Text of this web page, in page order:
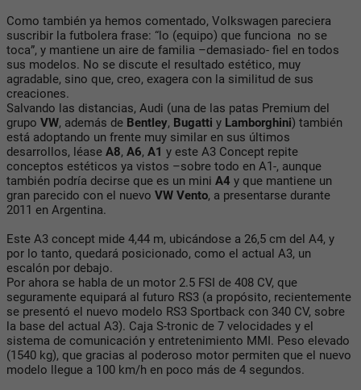
Como también ya hemos comentado, Volkswagen pareciera
suscribir la futbolera frase: “lo (equipo) que funciona no se
toca”, y mantiene un aire de familia –demasiado- fiel en todos
sus modelos. No se discute el resultado estético, muy
agradable, sino que, creo, exagera con la similitud de sus
creaciones.
Salvando las distancias, Audi (una de las patas Premium del
grupo VW, además de Bentley, Bugatti y Lamborghini) también
está adoptando un frente muy similar en sus últimos
desarrollos, léase A8, A6, A1 y este A3 Concept repite
conceptos estéticos ya vistos –sobre todo en A1-, aunque
también podría decirse que es un mini A4 y que mantiene un
gran parecido con el nuevo VW Vento, a presentarse durante
2011 en Argentina.
Este A3 concept mide 4,44 m, ubicándose a 26,5 cm del A4, y
por lo tanto, quedará posicionado, como el actual A3, un
escalón por debajo.
Por ahora se habla de un motor 2.5 FSI de 408 CV, que
seguramente equipará al futuro RS3 (a propósito, recientemente
se presentó el nuevo modelo RS3 Sportback con 340 CV, sobre
la base del actual A3). Caja S-tronic de 7 velocidades y el
sistema de comunicación y entretenimiento MMI. Peso elevado
(1540 kg), que gracias al poderoso motor permiten que el nuevo
modelo llegue a 100 km/h en poco más de 4 segundos.